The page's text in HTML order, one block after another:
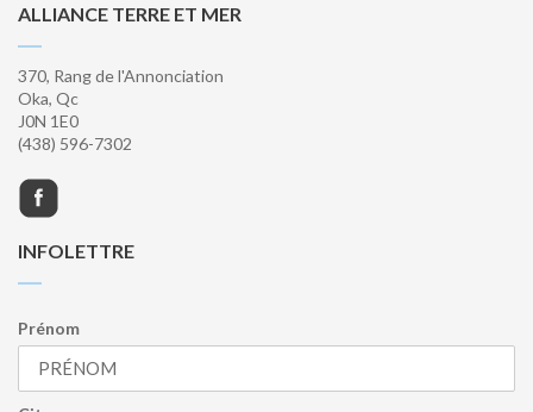
ALLIANCE TERRE ET MER
370, Rang de l'Annonciation
Oka, Qc
J0N 1E0
(438) 596-7302
INFOLETTRE
Prénom